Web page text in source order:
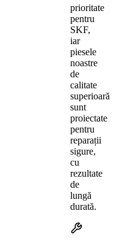
prioritate
pentru
SKF,
iar
piesele
noastre
de
calitate
superioară
sunt
proiectate
pentru
reparații
sigure,
cu
rezultate
de
lungă
durată.